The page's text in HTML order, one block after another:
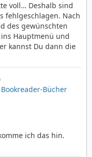
voll… Deshalb sind
fehlgeschlagen. Nach
des gewünschten
Hauptmenü und
kannst Du dann die
Bookreader-Bücher
ich das hin.